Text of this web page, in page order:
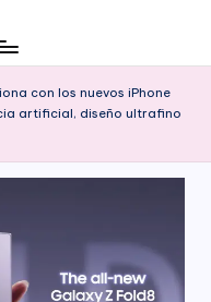
con los nuevos iPhone
artificial, diseño ultrafino